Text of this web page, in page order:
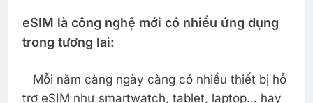
eSIM là công nghệ mới có nhiều ứng dụng
trong tương lai:
Mỗi năm càng ngày càng có nhiều thiết bị hỗ
trợ eSIM như smartwatch, tablet, laptop… hay